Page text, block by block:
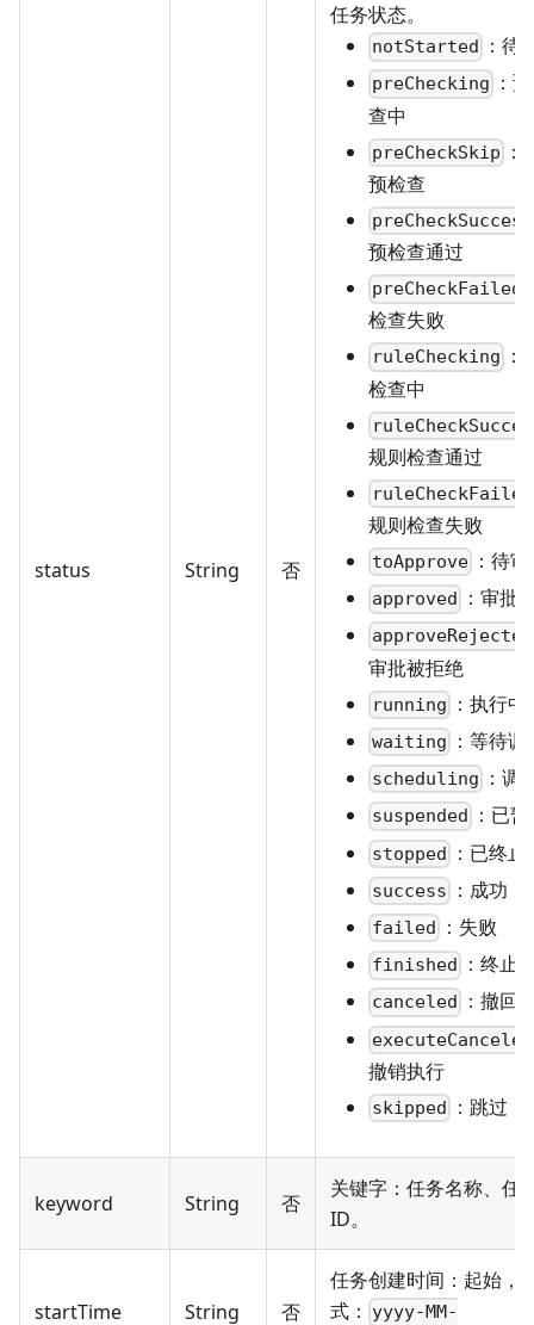
status String 否
任务状态。
notStarted ：待
preChecking
：
查中
preCheckSkip
：
预检查
preCheckSuccess
预检查通过
preCheckFailed
检查失败
ruleChecking
：
检查中
规则检查通过
ruleCheckFailed
规则检查失败
toApprove ：待
approved ：审批
approveRejected
审批被拒绝
running ：执行中
waiting ：等待调
scheduling ：调
suspended ：已
stopped ：已终止
success ：成功
failed ：失败
finished ：终止
canceled ：撤回
executeCanceled
撤销执行
skipped ：跳过
keyword String 否
关键字：任务名称、任
ID。
startTime String 否
任务创建时间：起始，
式：
yyyy-MM-